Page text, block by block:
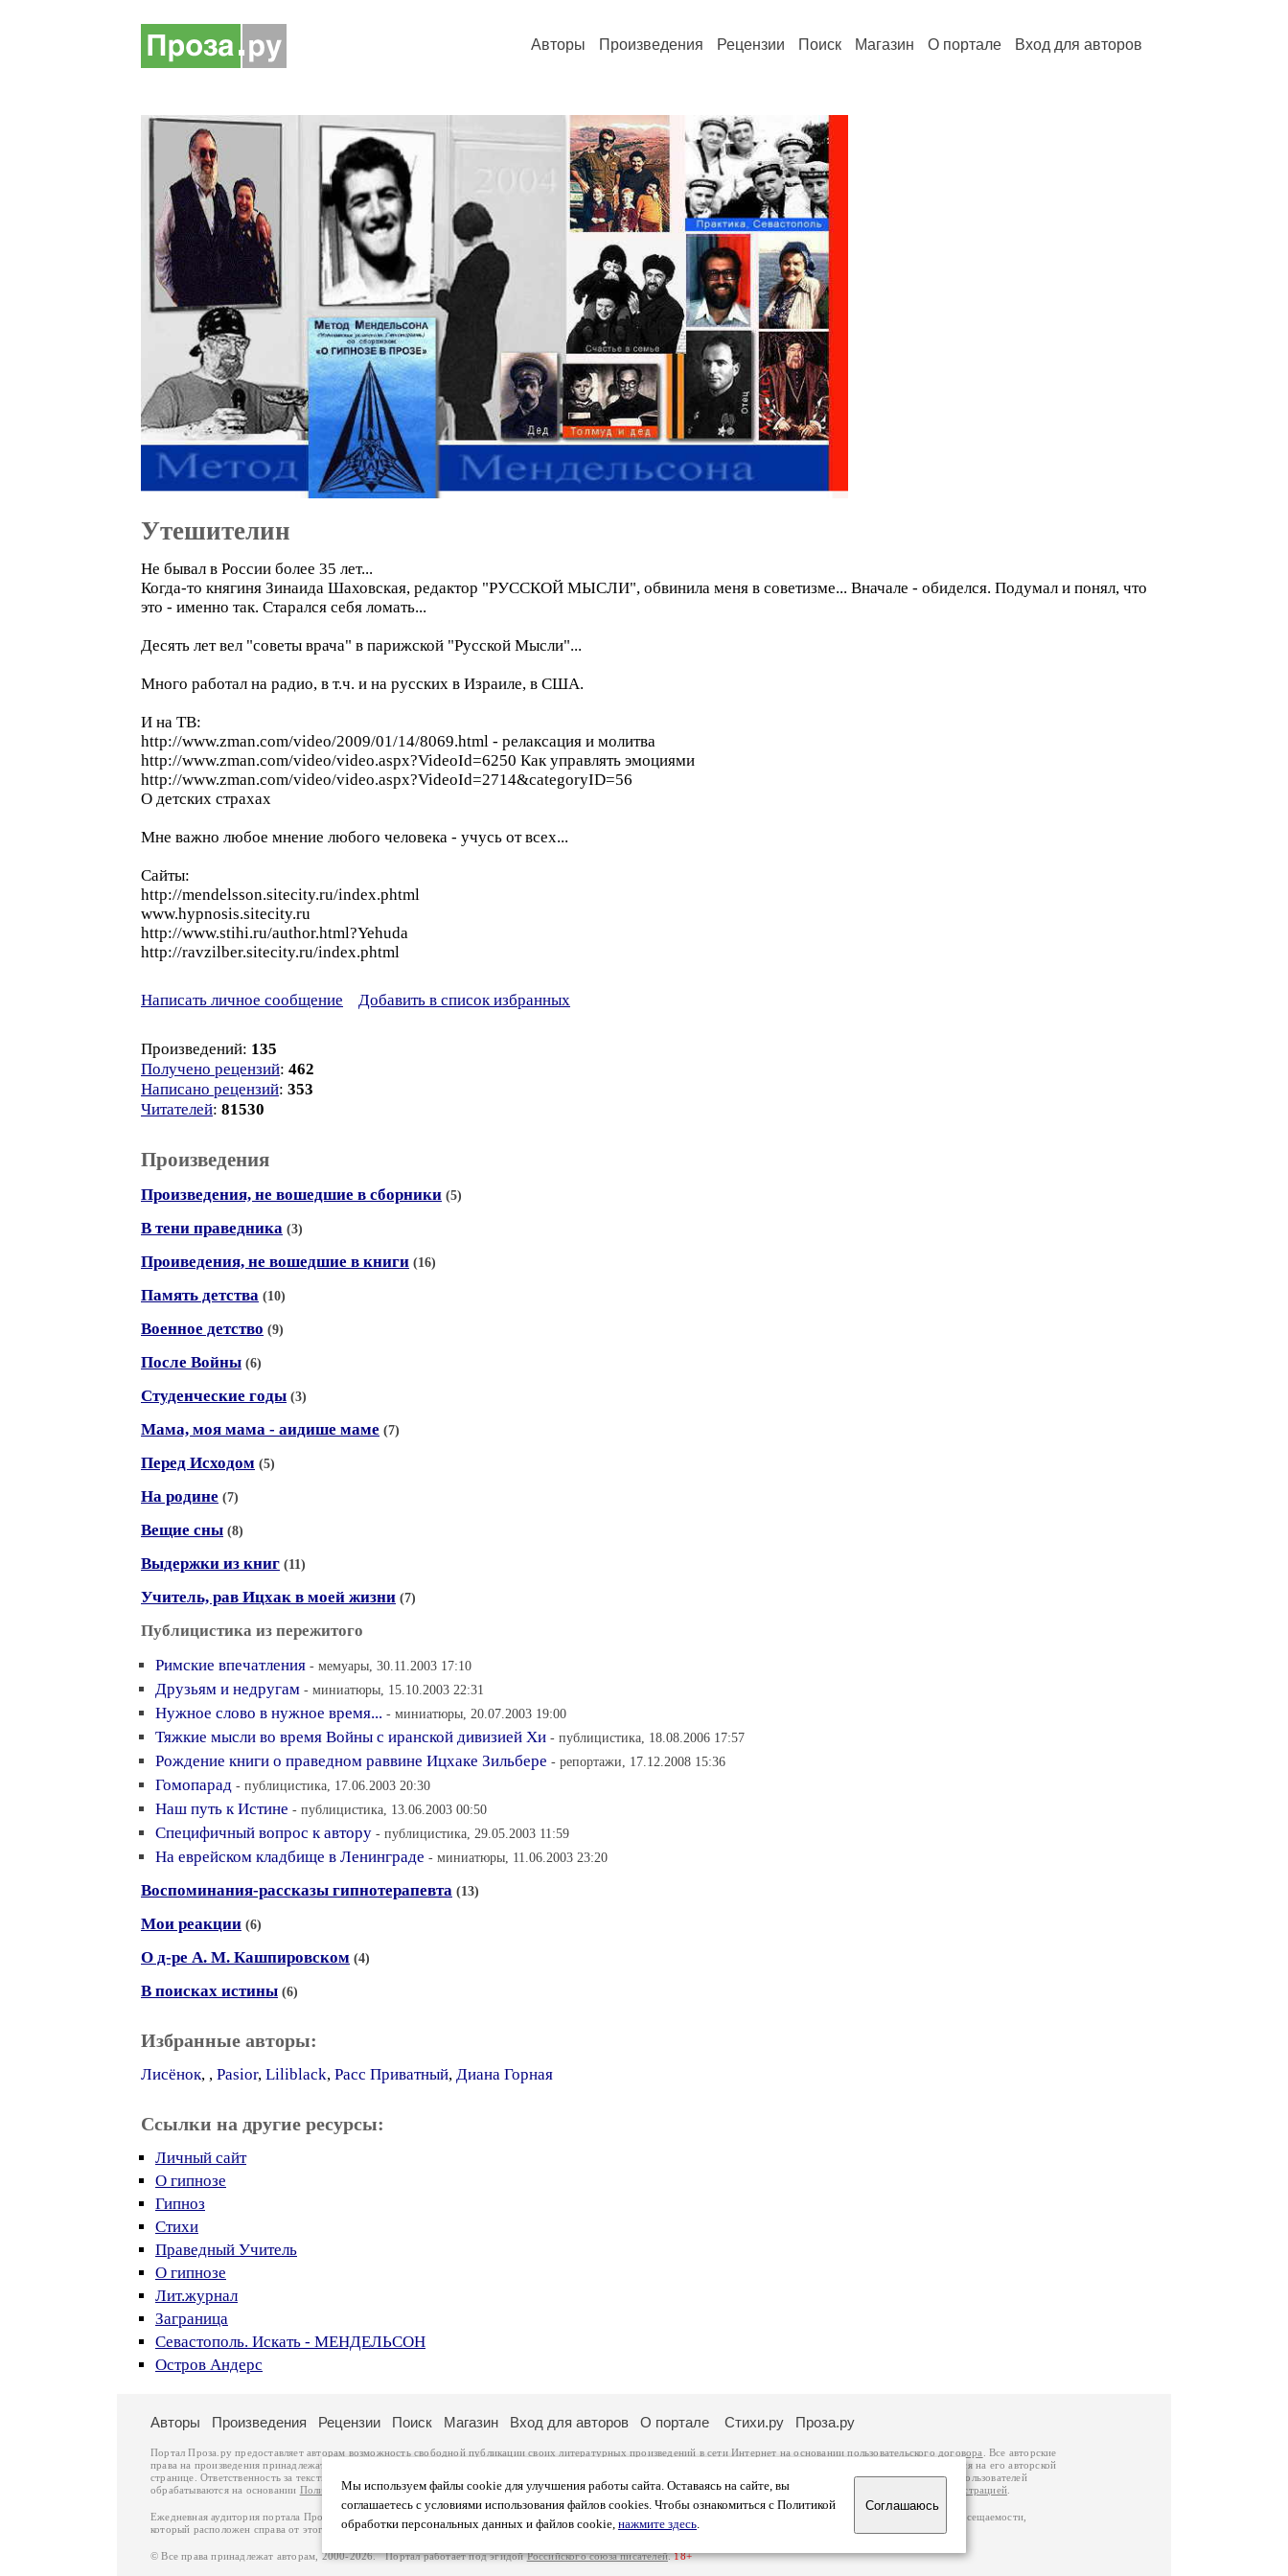
Авторы Произведения Рецензии Поиск Магазин О портале Вход для авторов
Утешителин
Не бывал в России более 35 лет...
Когда-то княгиня Зинаида Шаховская, редактор "РУССКОЙ МЫСЛИ", обвинила меня в советизме... Вначале - обиделся. Подумал и понял, что
это - именно так. Старался себя ломать...
Десять лет вел "советы врача" в парижской "Русской Мысли"...
Много работал на радио, в т.ч. и на русских в Израиле, в США.
И на ТВ:
http://www.zman.com/video/2009/01/14/8069.html - релаксация и молитва
http://www.zman.com/video/video.aspx?VideoId=6250 Как управлять эмоциями
http://www.zman.com/video/video.aspx?VideoId=2714&categoryID=56
О детских страхах
Мне важно любое мнение любого человека - учусь от всех...
Сайты:
http://mendelsson.sitecity.ru/index.phtml
www.hypnosis.sitecity.ru
http://www.stihi.ru/author.html?Yehuda
http://ravzilber.sitecity.ru/index.phtml
Написать личное сообщение Добавить в список избранных
Произведений: 135
Получено рецензий: 462
Написано рецензий: 353
Читателей: 81530
Произведения
Произведения, не вошедшие в сборники (5)
В тени праведника (3)
Проиведения, не вошедшие в книги (16)
Память детства (10)
Военное детство (9)
После Войны (6)
Студенческие годы (3)
Мама, моя мама - аидише маме (7)
Перед Исходом (5)
На родине (7)
Вещие сны (8)
Выдержки из книг (11)
Учитель, рав Ицхак в моей жизни (7)
Публицистика из пережитого
Римские впечатления - мемуары, 30.11.2003 17:10
Друзьям и недругам - миниатюры, 15.10.2003 22:31
Нужное слово в нужное время... - миниатюры, 20.07.2003 19:00
Тяжкие мысли во время Войны с иранской дивизией Хи - публицистика, 18.08.2006 17:57
Рождение книги о праведном раввине Ицхаке Зильбере - репортажи, 17.12.2008 15:36
Гомопарад - публицистика, 17.06.2003 20:30
Наш путь к Истине - публицистика, 13.06.2003 00:50
Специфичный вопрос к автору - публицистика, 29.05.2003 11:59
На еврейском кладбище в Ленинграде - миниатюры, 11.06.2003 23:20
Воспоминания-рассказы гипнотерапевта (13)
Мои реакции (6)
О д-ре А. М. Кашпировском (4)
В поисках истины (6)
Избранные авторы:
Лисёнок, , Pasior, Liliblack, Расс Приватный, Диана Горная
Ссылки на другие ресурсы:
Личный сайт
О гипнозе
Гипноз
Стихи
Праведный Учитель
О гипнозе
Лит.журнал
Заграница
Севастополь. Искать - МЕНДЕЛЬСОН
Остров Андерс
Мы используем файлы cookie для улучшения работы сайта. Оставаясь на сайте, вы
соглашаетесь с условиями использования файлов cookies. Чтобы ознакомиться с Политикой
обработки персональных данных и файлов cookie, нажмите здесь.
Соглашаюсь
Авторы Произведения Рецензии Поиск Магазин Вход для авторов О портале Стихи.ру Проза.ру
Портал Проза.ру предоставляет авторам возможность свободной публикации своих литературных произведений в сети Интернет на основаниипользовательского договора
. Все авторские
права на произведения принадлежат авторам и охраняются
. Перепечатка произведений возможна только с согласия его автора, к которому вы можете обратиться на его авторской
странице. Ответственность за тексты произведений авторы несут самостоятельно на основании
законодательства Российской Федерации. Данные пользователей
обрабатываются на основании Политики обработки персональных данных. Вы также можете посмотреть более подробнуюинформацию о портале связаться с администрацией
Ежедневная аудитория портала Проза.ру – порядка 100 тысяч посетителей, которые в общей сумме просматривают более полумиллиона страниц по данным счетчика посещаемости,
который расположен справа от этого текста. В каждой графе указано по две цифры: количество просмотров и количество посетителей.
© Все права принадлежат авторам, 2000-2026. Портал работает под эгидойРоссийского союза писателей.18+